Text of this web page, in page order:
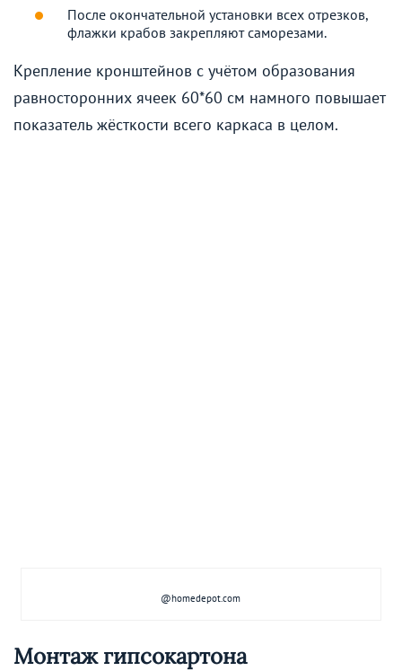
После окончательной установки всех отрезков,
флажки крабов закрепляют саморезами.
Крепление кронштейнов с учётом образования
равносторонних ячеек 60*60 см намного повышает
показатель жёсткости всего каркаса в целом.
@homedepot.com
Монтаж гипсокартона